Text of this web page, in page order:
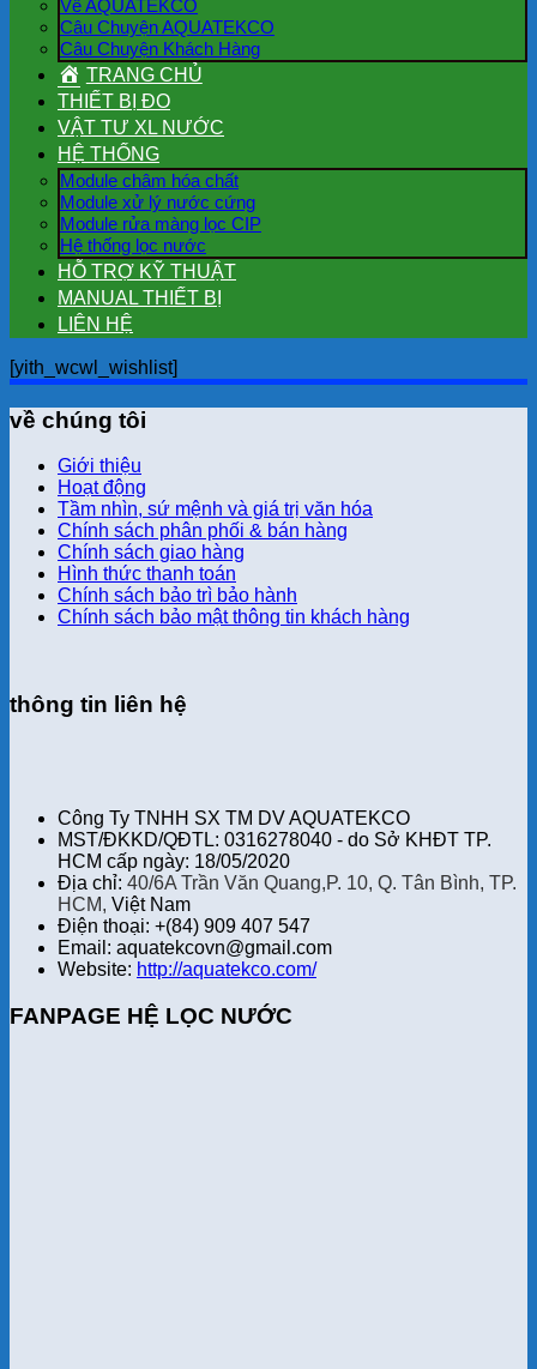
Về AQUATEKCO
Câu Chuyện AQUATEKCO
Câu Chuyện Khách Hàng
TRANG CHỦ
THIẾT BỊ ĐO
VẬT TƯ XL NƯỚC
HỆ THỐNG
Module châm hóa chất
Module xử lý nước cứng
Module rửa màng lọc CIP
Hệ thống lọc nước
HỖ TRỢ KỸ THUẬT
MANUAL THIẾT BỊ
LIÊN HỆ
[yith_wcwl_wishlist]
về chúng tôi
Giới thiệu
Hoạt động
Tầm nhìn, sứ mệnh và giá trị văn hóa
Chính sách phân phối & bán hàng
Chính sách giao hàng
Hình thức thanh toán
Chính sách bảo trì bảo hành
Chính sách bảo mật thông tin khách hàng
thông tin liên hệ
Công Ty TNHH SX TM DV AQUATEKCO
MST/ĐKKD/QĐTL: 0316278040 - do Sở KHĐT TP.
HCM cấp ngày: 18/05/2020
Địa chỉ: 40/6A Trần Văn Quang,P. 10, Q. Tân Bình, TP.
HCM, Việt Nam
Điện thoại: +(84) 909 407 547
Email: aquatekcovn@gmail.com
Website: http://aquatekco.com/
FANPAGE HỆ LỌC NƯỚC